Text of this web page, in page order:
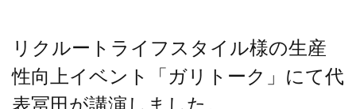
リクルートライフスタイル様の生産
性向上イベント「ガリトーク」にて代
表冨田が講演しました。